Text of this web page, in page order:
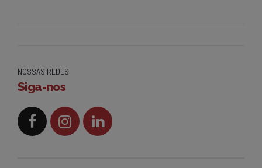
NOSSAS REDES
Siga-nos